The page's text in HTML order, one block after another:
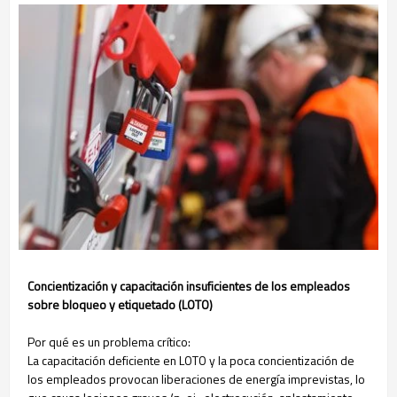
Concientización y capacitación insuficientes de los empleados
sobre bloqueo y etiquetado (LOTO)
Por qué es un problema crítico:
La capacitación deficiente en LOTO y la poca concientización de
los empleados provocan liberaciones de energía imprevistas, lo